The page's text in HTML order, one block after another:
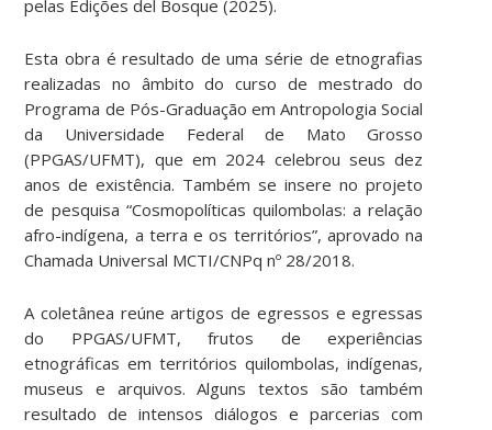
pelas Edições del Bosque (2025).
Esta obra é resultado de uma série de etnografias
realizadas no âmbito do curso de mestrado do
Programa de Pós-Graduação em Antropologia Social
da Universidade Federal de Mato Grosso
(PPGAS/UFMT), que em 2024 celebrou seus dez
anos de existência. Também se insere no projeto
de pesquisa “Cosmopolíticas quilombolas: a relação
afro-indígena, a terra e os territórios”, aprovado na
Chamada Universal MCTI/CNPq nº 28/2018.
A coletânea reúne artigos de egressos e egressas
do PPGAS/UFMT, frutos de experiências
etnográficas em territórios quilombolas, indígenas,
museus e arquivos. Alguns textos são também
resultado de intensos diálogos e parcerias com